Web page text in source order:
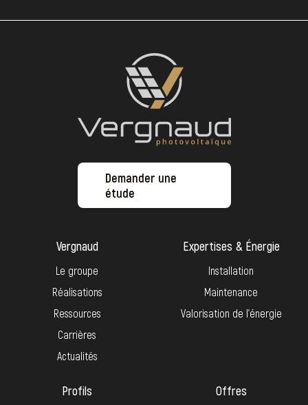
Demander une
étude
Vergnaud
Le groupe
Réalisations
Ressources
Carrières
Actualités
Expertises & Énergie
Installation
Maintenance
Valorisation de l’énergie
Profils Offres